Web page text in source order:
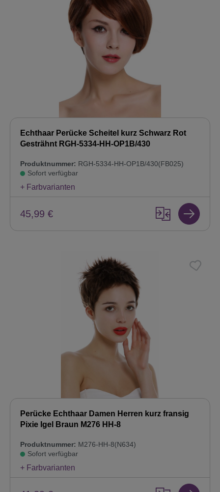
Echthaar Perücke Scheitel kurz Schwarz Rot
Gesträhnt RGH-5334-HH-OP1B/430
Produktnummer: RGH-5334-HH-OP1B/430(FB025)
Sofort verfügbar
+ Farbvarianten
45,99 €
Perücke Echthaar Damen Herren kurz fransig
Pixie Igel Braun M276 HH-8
Produktnummer: M276-HH-8(N634)
Sofort verfügbar
+ Farbvarianten